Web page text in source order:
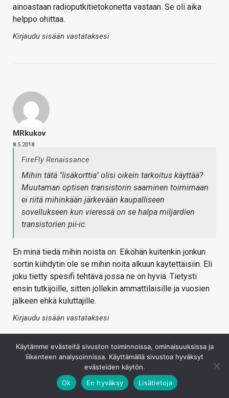
ainoastaan radioputkitietokonetta vastaan. Se oli aika
helppo ohittaa.
Kirjaudu sisään vastataksesi
MRkukov
8.5.2018
FireFly Renaissance
Mihin tätä "lisäkorttia" olisi oikein tarkoitus käyttää?
Muutaman optisen transistorin saaminen toimimaan
ei riitä mihinkään järkevään kaupalliseen
sovellukseen kun vieressä on se halpa miljardien
transistorien pii-ic.
En minä tiedä mihin noista on. Eiköhän kuitenkin jonkun
sortin kiihdytin ole se mihin noita alkuun käytettäisiin. Eli
joku tietty spesifi tehtävä jossa ne on hyviä. Tietysti
ensin tutkijoille, sitten jollekin ammattilaisille ja vuosien
jälkeen ehkä kuluttajille.
Kirjaudu sisään vastataksesi
Käytämme evästeitä sivuston toiminnoissa, ominaisuuksissa ja
liikenteen analysoinnissa. Käyttämällä sivustoa hyväksyt
evästeiden käytön.
Ok
En hyväksy Lisätietoja